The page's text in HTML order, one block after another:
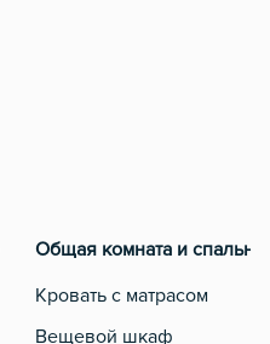
Общая комната и спальня
Кровать с матрасом
Вещевой шкаф